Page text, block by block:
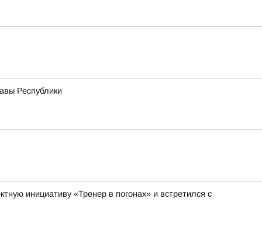
Республики
инициативу «Тренер в погонах» и встретился с